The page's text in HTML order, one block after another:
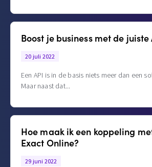
Boost je business met de
20 juli 2022
Een API is in de basis niets meer dan een
Maar naast dat
Hoe maak ik een koppeling
Exact Online?
29 juni 2022